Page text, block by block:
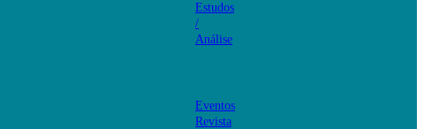
Estudos
/
Análise
Eventos
Revista